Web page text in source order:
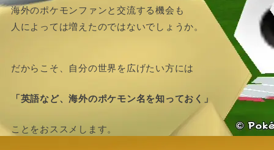
海外のポケモンファンと交流する機会も
人によっては増えたのではないでしょうか。
だからこそ、自分の世界を広げたい方には
「英語など、海外のポケモン名を知っておく」
ことをおススメします。